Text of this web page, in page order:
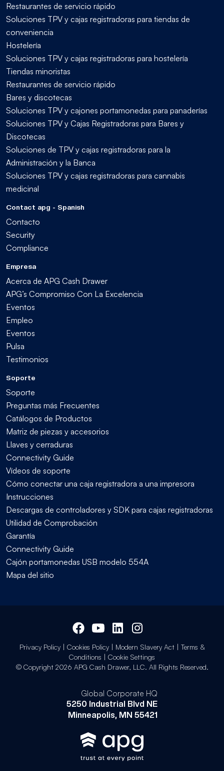
Restaurantes de servicio rápido
Soluciones TPV y cajas registradoras para tiendas de
conveniencia
Hostelería
Soluciones TPV y cajas registradoras para hostelería
Tiendas minoristas
Restaurantes de servicio rápido
Bares y discotecas
Soluciones TPV y cajones portamonedas para panaderías
Soluciones TPV y Cajas Registradoras para Bares y
Discotecas
Soluciones de TPV y cajas registradoras para la
Administración y la Banca
Soluciones TPV y cajas registradoras para cannabis
medicinal
Contact apg - Spanish
Contacto
Security
Compliance
Empresa
Acerca de APG Cash Drawer
APG’s Compromiso Con La Excelencia
Eventos
Empleo
Eventos
Pulsa
Testimonios
Soporte
Soporte
Preguntas más Frecuentes
Catálogos de Productos
Matriz de piezas y accesorios
Llaves y cerraduras
Connectivity Guide
Vídeos de soporte
Cómo conectar una caja registradora a una impresora
Instrucciones
Descargas de controladores y SDK para cajas registradoras
Utilidad de Comprobación
Garantía
Connectivity Guide
Cajón portamonedas USB modelo 554A
Mapa del sitio
Privacy Policy| Cookies Policy| Modern Slavery Act| Terms &
Conditions | Cookie Settings
© Copyright 2026 APG Cash Drawer, LLC. All Rights Reserved.
Global Corporate HQ
5250 Industrial Blvd NE
Minneapolis, MN 55421